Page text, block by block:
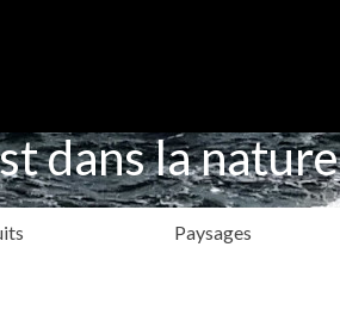
dans la nature
Paysages